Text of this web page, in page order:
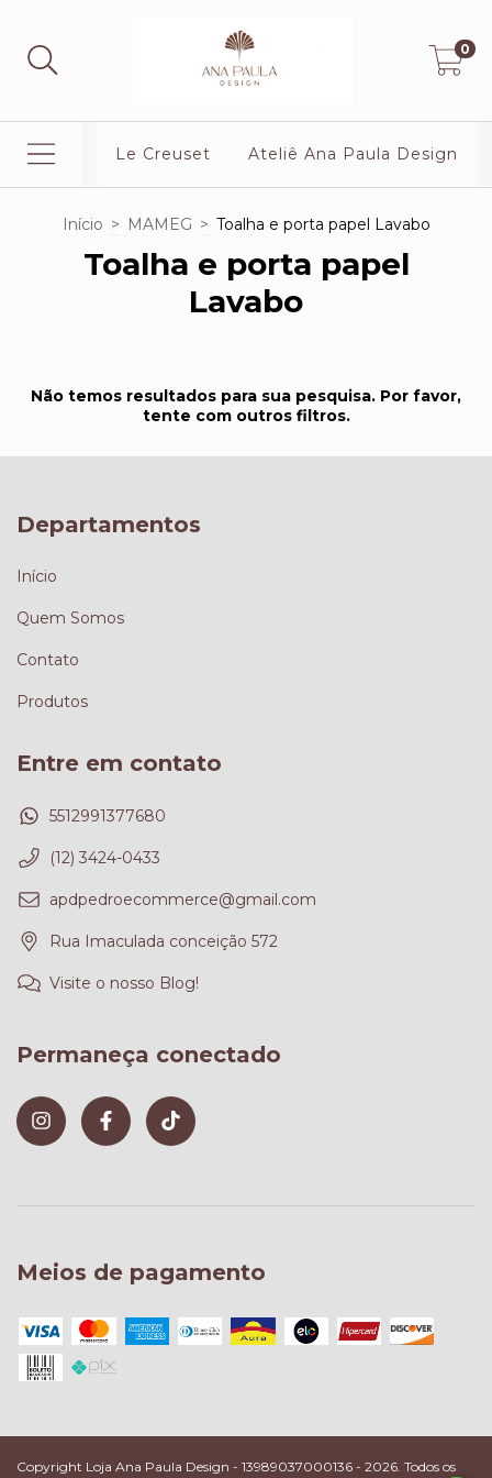
0
Le Creuset Ateliê Ana Paula Design
Início > MAMEG > Toalha e porta papel Lavabo
Toalha e porta papel
Lavabo
Não temos resultados para sua pesquisa. Por favor,
tente com outros filtros.
Departamentos
Início
Quem Somos
Contato
Produtos
Entre em contato
5512991377680
(12) 3424-0433
apdpedroecommerce@gmail.com
Rua Imaculada conceição 572
Visite o nosso Blog!
Permaneça conectado
Meios de pagamento
Copyright Loja Ana Paula Design - 13989037000136 - 2026. Todos os